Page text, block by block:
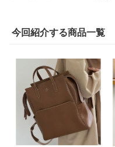
今回紹介する商品一覧